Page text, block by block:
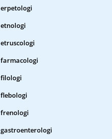
erpetologi
etnologi
etruscologi
farmacologi
filologi
flebologi
frenologi
gastroenterologi